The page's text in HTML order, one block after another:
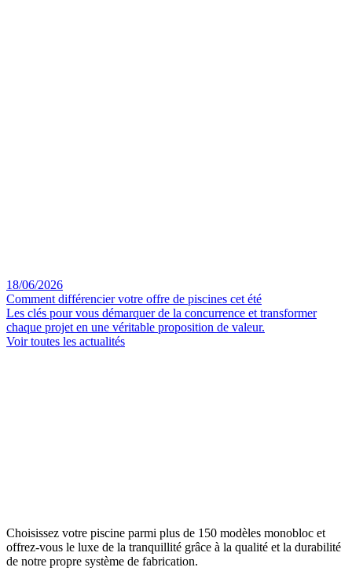
18/06/2026
Comment différencier votre offre de piscines cet été
Les clés pour vous démarquer de la concurrence et transformer
chaque projet en une véritable proposition de valeur.
Voir toutes les actualités
Choisissez votre piscine parmi plus de 150 modèles monobloc et
offrez-vous le luxe de la tranquillité grâce à la qualité et la durabilité
de notre propre système de fabrication.